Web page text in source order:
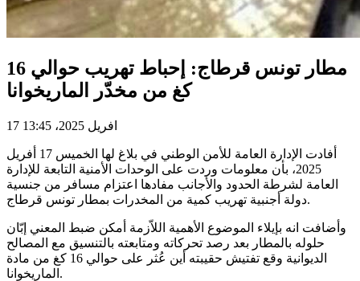
مطار تونس قرطاج: إحباط تهريب حوالي 16
كغ من مخدّر الماريخوانا
17 افريل 2025، 13:45
أفادت الإدارة العامة للأمن الوطني في بلاغ لها الخميس 17 أفريل
2025، بأن معلومات وردت على الوحدات الأمنية التابعة للإدارة
العامة لشرطة الحدود والأجانب مفادها اعتزام مسافر من جنسية
دولة أجنبية تهريب كمية من المخدرات بمطار تونس قرطاج.
وأضافت انه بإيلاء الموضوع الأهمية اللاّزمة أمكن ضبط المعني إبّان
حلوله بالمطار بعد رصد تحركاته ومتابعته بالتنسيق مع المصالح
الديوانية وقع تفتيش حقيبته أين عُثر على حوالي 16 كغ من مادة
الماريخوانا.